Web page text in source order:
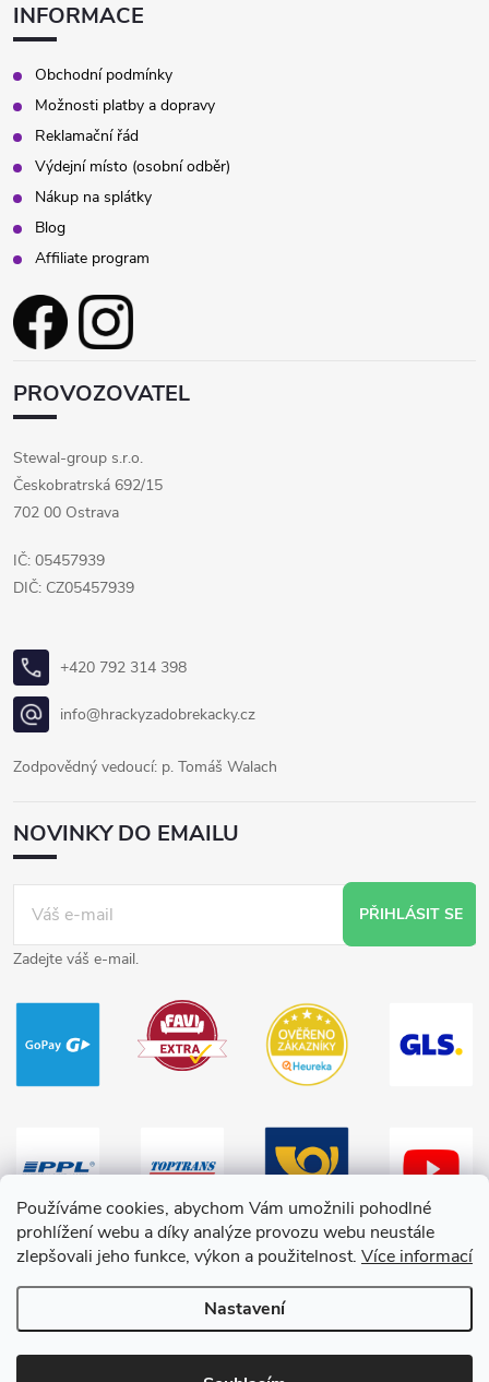
Používáme cookies, abychom Vám umožnili pohodlné
prohlížení webu a díky analýze provozu webu neustále
zlepšovali jeho funkce, výkon a použitelnost. Více informací
Nastavení
INFORMACE
Obchodní podmínky
Možnosti platby a dopravy
Reklamační řád
Výdejní místo (osobní odběr)
Nákup na splátky
Blog
Affiliate program
PROVOZOVATEL
Stewal-group s.r.o.
Českobratrská 692/15
702 00 Ostrava
IČ: 05457939
DIČ: CZ05457939
+420 792 314 398
info@hrackyzadobrekacky.cz
Zodpovědný vedoucí: p. Tomáš Walach
NOVINKY DO EMAILU
PŘIHLÁSIT SE
Zadejte váš e-mail.